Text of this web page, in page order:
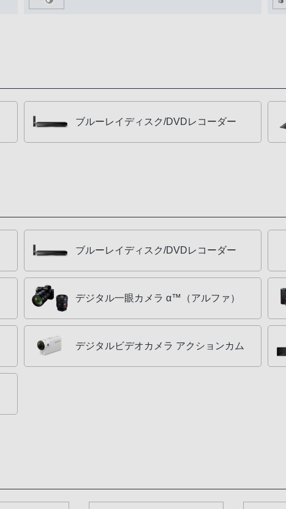
ブルーレイディスク/DVDレコーダー
ブルーレイディスク/DVDレコーダー
デジタル一眼カメラ α™（アルファ）
デジタルビデオカメラ アクションカム